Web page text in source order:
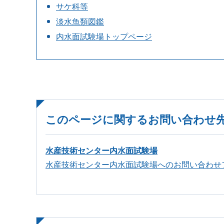
サケ科等
淡水魚類図鑑
内水面試験場トップページ
このページに関するお問い合わせ
水産技術センター内水面試験場
水産技術センター内水面試験場へのお問い合わせ